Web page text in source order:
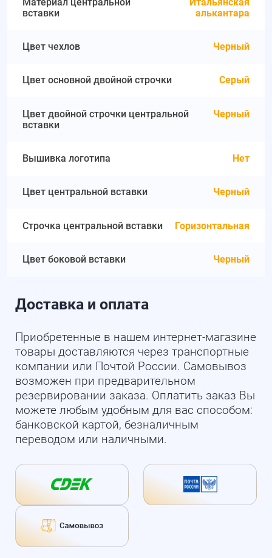
вставки
алькантара
Цвет чехлов Черный
Цвет основной двойной строчки Серый
Цвет двойной строчки центральной
вставки
Черный
Вышивка логотипа Нет
Цвет центральной вставки Черный
Строчка центральной вставки Горизонтальная
Цвет боковой вставки Черный
Доставка и оплата
Приобретенные в нашем интернет-магазине
товары доставляются через транспортные
компании или Почтой России. Самовывоз
возможен при предварительном
резервировании заказа. Оплатить заказ Вы
можете любым удобным для вас способом:
банковской картой, безналичным
переводом или наличными.